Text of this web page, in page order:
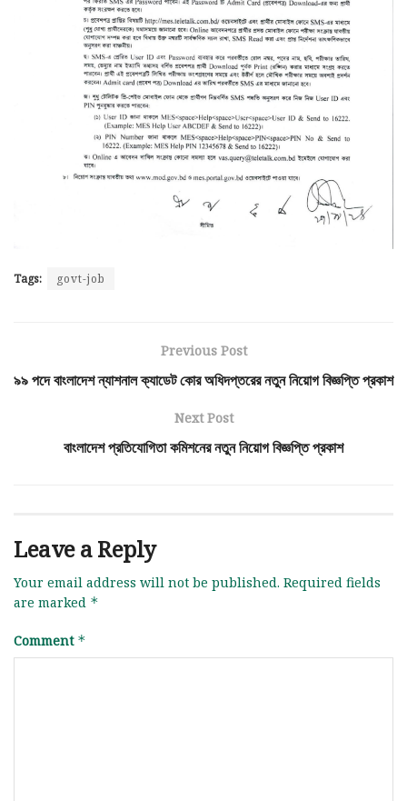
Tags: govt-job
Previous Post
৯৯ পদে বাংলাদেশ ন্যাশনাল ক্যাডেট কোর অধিদপ্তরের নতুন নিয়োগ বিজ্ঞপ্তি প্রকাশ
Next Post
বাংলাদেশ প্রতিযোগিতা কমিশনের নতুন নিয়োগ বিজ্ঞপ্তি প্রকাশ
Leave a Reply
Your email address will not be published. Required fields
are marked *
Comment *